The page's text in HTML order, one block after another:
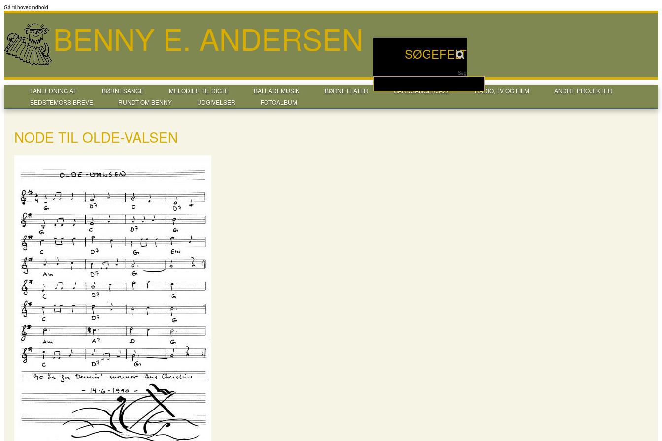
Gå til hovedindhold
SØGEFELT
Søg
BENNY E. ANDERSEN
I ANLEDNING AF BØRNESANGE MELODIER TIL DIGTE BALLADEMUSIK BØRNETEATER GÅRDSANGERJAZZ RADIO, TV OG FILM
ANDRE PROJEKTER
BEDSTEMORS BREVE
RUNDT OM BENNY UDGIVELSER FOTOALBUM
NODE TIL OLDE-VALSEN